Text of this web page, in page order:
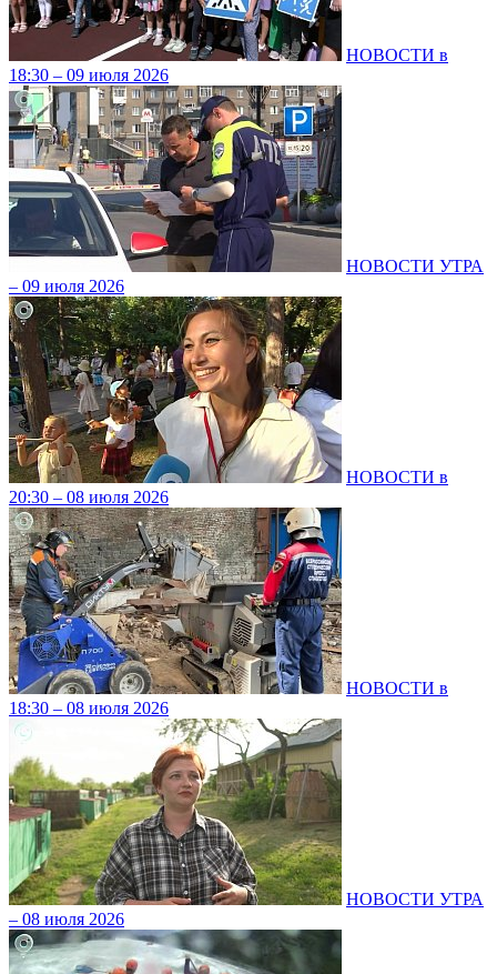
НОВОСТИ в
18:30 – 09 июля 2026
НОВОСТИ УТРА
– 09 июля 2026
НОВОСТИ в
20:30 – 08 июля 2026
НОВОСТИ в
18:30 – 08 июля 2026
НОВОСТИ УТРА
– 08 июля 2026